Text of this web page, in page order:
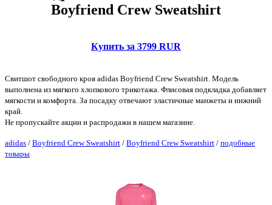
Boyfriend Crew Sweatshirt
Купить за 3799 RUR
Свитшот свободного кроя adidas Boyfriend Crew Sweatshirt. Модель
выполнена из мягкого хлопкового трикотажа. Флисовая подкладка добавляет
мягкости и комфорта. За посадку отвечают эластичные манжеты и нижний
край.
Не пропускайте акции и распродажи в нашем магазине.
adidas / Boyfriend Crew Sweatshirt / Boyfriend Crew Sweatshirt / подобные
товары